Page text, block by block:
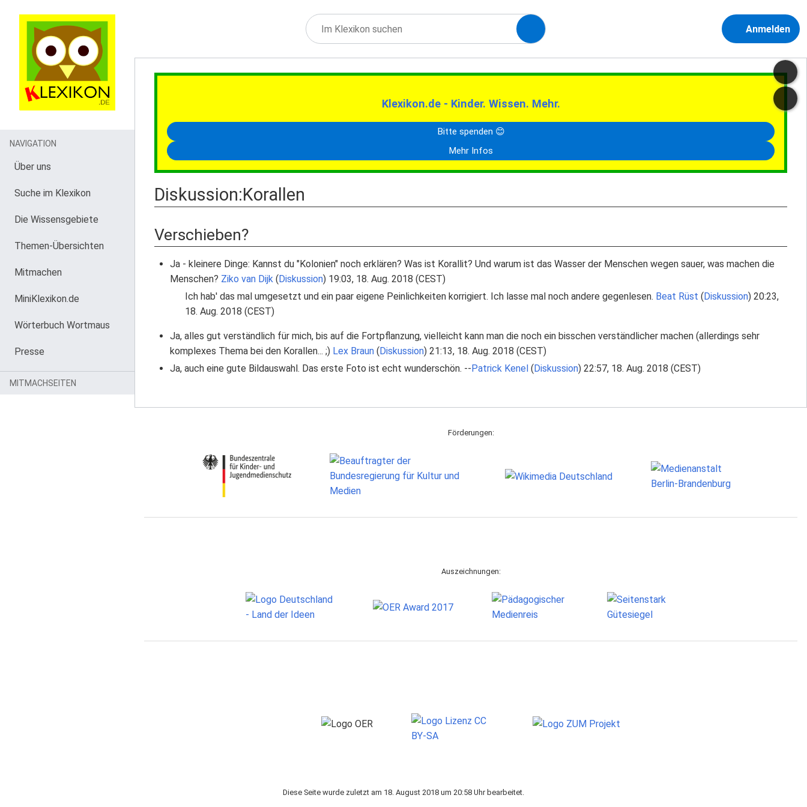
Anmelden
Klexikon.de - Kinder. Wissen. Mehr.
Bitte spenden 😊
Mehr Infos
Diskussion:Korallen
Verschieben?
Ja - kleinere Dinge: Kannst du "Kolonien" noch erklären? Was ist Korallit? Und warum ist das Wasser der Menschen wegen sauer, was machen die
Menschen? Ziko van Dijk(Diskussion) 19:03, 18. Aug. 2018 (CEST)
Ich hab' das mal umgesetzt und ein paar eigene Peinlichkeiten korrigiert. Ich lasse mal noch andere gegenlesen. Beat Rüst (Diskussion) 20:23,
18. Aug. 2018 (CEST)
Ja, alles gut verständlich für mich, bis auf die Fortpflanzung, vielleicht kann man die noch ein bisschen verständlicher machen (allerdings sehr
komplexes Thema bei den Korallen... ;) Lex Braun(Diskussion) 21:13, 18. Aug. 2018 (CEST)
Ja, auch eine gute Bildauswahl. Das erste Foto ist echt wunderschön. --Patrick Kenel(Diskussion) 22:57, 18. Aug. 2018 (CEST)
NAVIGATION
Über uns
Suche im Klexikon
Die Wissensgebiete
Themen-Übersichten
Mitmachen
MiniKlexikon.de
Wörterbuch Wortmaus
Presse
MITMACHSEITEN
Förderungen:
Auszeichnungen:
Diese Seite wurde zuletzt am 18. August 2018 um 20:58 Uhr bearbeitet.